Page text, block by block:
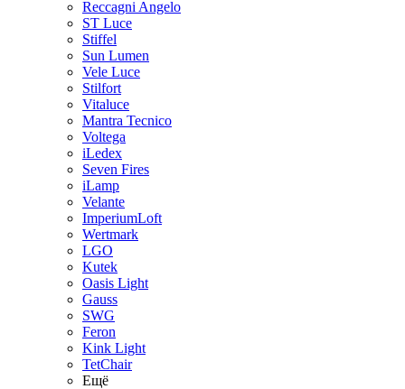
Reccagni Angelo
ST Luce
Stiffel
Sun Lumen
Vele Luce
Stilfort
Vitaluce
Mantra Tecnico
Voltega
iLedex
Seven Fires
iLamp
Velante
ImperiumLoft
Wertmark
LGO
Kutek
Oasis Light
Gauss
SWG
Feron
Kink Light
TetСhair
Ещё